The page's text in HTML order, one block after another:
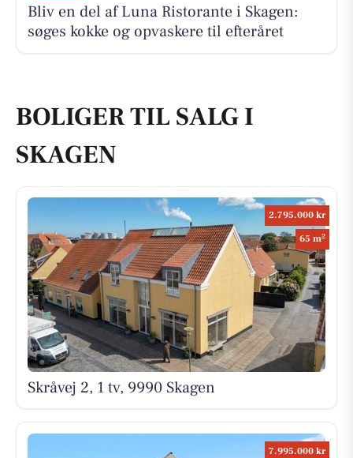
Bliv en del af Luna Ristorante i Skagen:
søges kokke og opvaskere til efteråret
BOLIGER TIL SALG I
SKAGEN
2.795.000 kr
65 m2
Skråvej 2, 1 tv, 9990 Skagen
7.995.000 kr